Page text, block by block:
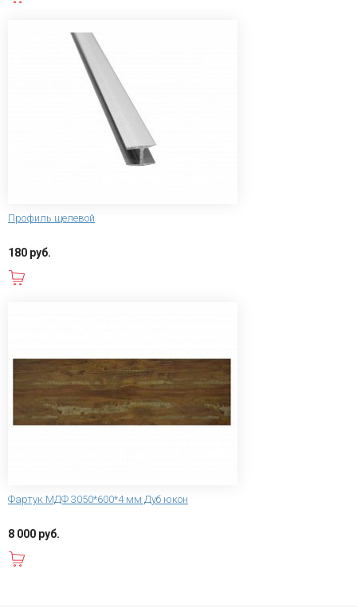
Профиль щелевой
180 руб.
Фартук МДФ 3050*600*4 мм Дуб юкон
8 000 руб.